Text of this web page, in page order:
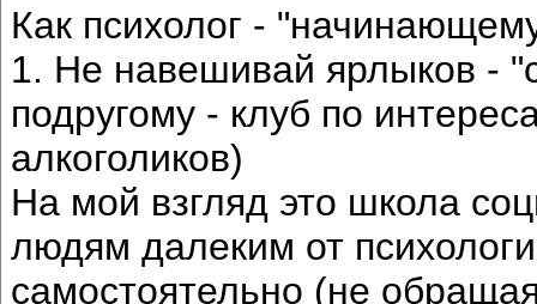
Как психолог -
1. Не навешивай ярлыков -
подругому - клуб по
алкоголиков)
На мой взгляд это школа
людям далеким от
самостоятельно (не